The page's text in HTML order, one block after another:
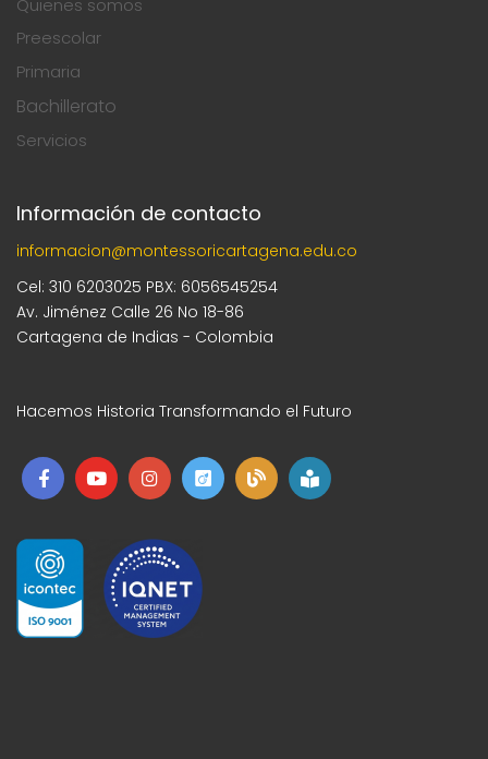
Quienes somos
Preescolar
Primaria
Bachillerato
Servicios
Información de contacto
informacion@montessoricartagena.edu.co
Cel: 310 6203025 PBX: 6056545254
Av. Jiménez Calle 26 No 18-86
Cartagena de Indias - Colombia
Hacemos Historia Transformando el Futuro